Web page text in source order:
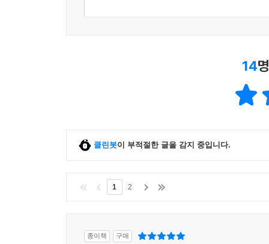
14
클린봇이 부적절한 글을 감지 중입니다.
1 2
종이책 구매